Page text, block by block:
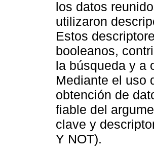
los datos
utilizaron
Estos
booleanos,
la búsqueda y a
Mediante el uso
obtención de
fiable del
clave y
Y NOT).